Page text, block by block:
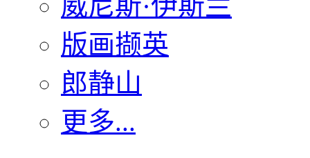
版画撷英
郎静山
更多...